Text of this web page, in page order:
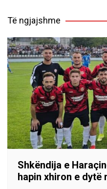
Të ngjajshme
Shkëndija e
hapin xhiron e dytë